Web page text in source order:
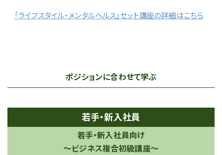
「ライフスタイル・メンタルヘルス」セット講座の詳細はこちら
ポジションに合わせて学ぶ
若手・新入社員
若手・新入社員向け
～ビジネス複合初級講座～